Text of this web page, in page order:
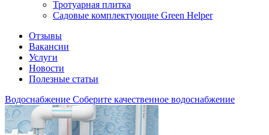
Тротуарная плитка
Садовые комплектующие Green Helper
Отзывы
Вакансии
Услуги
Новости
Полезные статьи
Водоснабжение Соберите качественное водоснабжение